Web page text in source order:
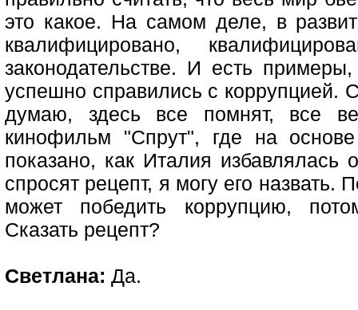
это какое. На самом деле, в
квалифицировано,
законодательстве. И есть
успешно справились с коррупцией.
думаю, здесь все помнят, все
кинофильм "Спрут", где на
показано, как Италия
спросят рецепт, я могу его назвать.
может победить коррупцию,
Сказать рецепт?
Светлана: Да.